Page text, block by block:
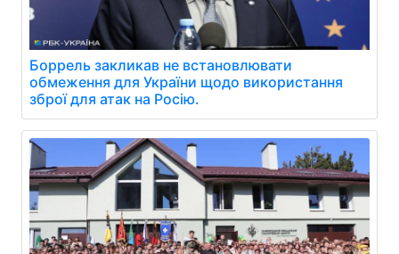
Боррель закликав не встановлювати
обмеження для України щодо використання
зброї для атак на Росію.